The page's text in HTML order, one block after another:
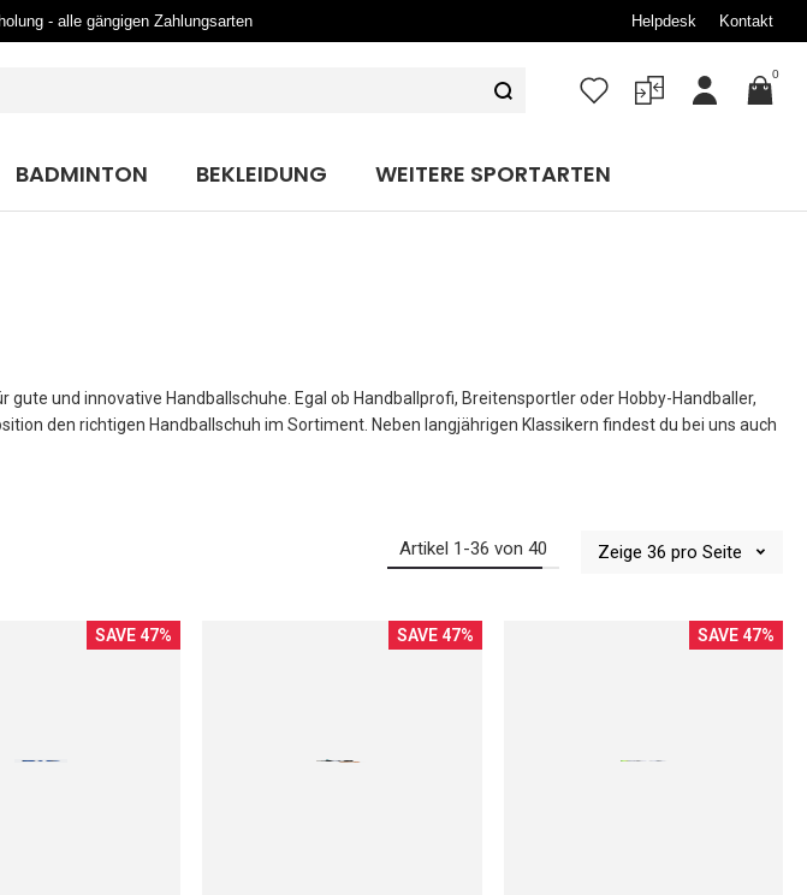
- alle gängigen Zahlungsarten Helpdesk Kontakt
Mein
0
BADMINTON BEKLEIDUNG WEITERE SPORTARTEN
und innovative Handballschuhe. Egal ob Handballprofi, Breitensportler oder Hobby-Handballer,
den richtigen Handballschuh im Sortiment. Neben langjährigen Klassikern findest du bei uns auch
Artikel 1 -36 von 40 Zeige 36 pro Seite
SAVE 47% SAVE 47% SAVE 47%